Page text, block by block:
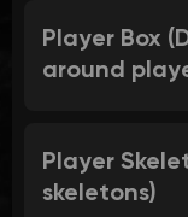
Player Box
around
Player
skeletons)